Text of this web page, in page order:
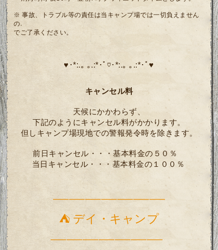
※ 事故、トラブル等の責任は当キャンプ場では一切負えません
の.
でご了承ください。
♥･*:.｡ ｡.:*･ﾟ♡･*:.｡ ｡.:*･ﾟ♥
キャンセル料
天候にかかわらず、
下記のようにキャンセル料がかかります。
但しキャンプ場現地での警報発令時を除きます。
前日キャンセル・・・基本料金の５０％
当日キャンセル・・・基本料金の１００％
━━━━━━━━━━━━━━
⛺ デイ・キャンプ
━━━━━━━━━━━━━━